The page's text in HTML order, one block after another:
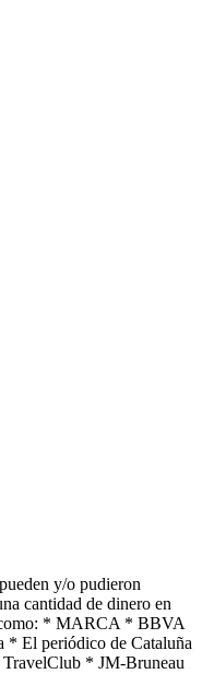
y/o pudieron
cantidad de dinero en
como: * MARCA * BBVA
* El periódico de Cataluña
* JM-Bruneau